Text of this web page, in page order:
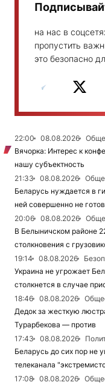
на нас в
пропустить
это безопасно
22:00 08.08.2026
Вячорка: Интерес к
нашу субъектность
21:33
08.08.2026
Беларусь нуждается в
ней совершенно не
20:06
08.08.2026
В Белыничском районе
столкновения с
19:14
08.08.2026
Украина не угрожает
столкнется в случае
18:46
08.08.2026
Дедок за жесткую
Турарбекова — против
17:43
08.08.2026
Беларусь до сих пор не
телеканала
17:08
08.08.2026